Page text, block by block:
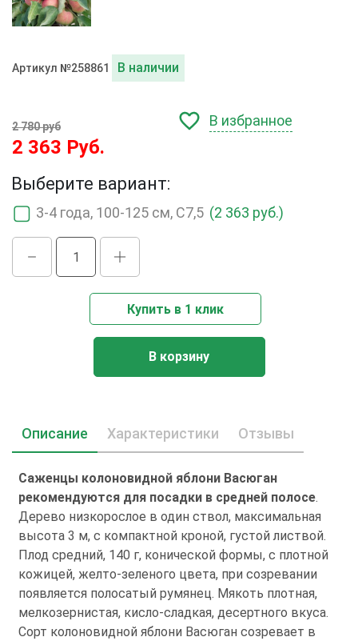
Артикул №258861 В наличии
2 780 руб
2 363 Руб.
В избранное
Выберите вариант:
3-4 года, 100-125 см, С7,5 (2 363 руб.)
Купить в 1 клик
В корзину
Описание Характеристики Отзывы
Саженцы колоновидной яблони Васюган
рекомендуются для посадки в средней полосе.
Дерево низкорослое в один ствол, максимальная
высота 3 м, с компактной кроной, густой листвой.
Плод средний, 140 г, конической формы, с плотной
кожицей, желто-зеленого цвета, при созревании
появляется полосатый румянец. Мякоть плотная,
мелкозернистая, кисло-сладкая, десертного вкуса.
Сорт колоновидной яблони Васюган созревает в